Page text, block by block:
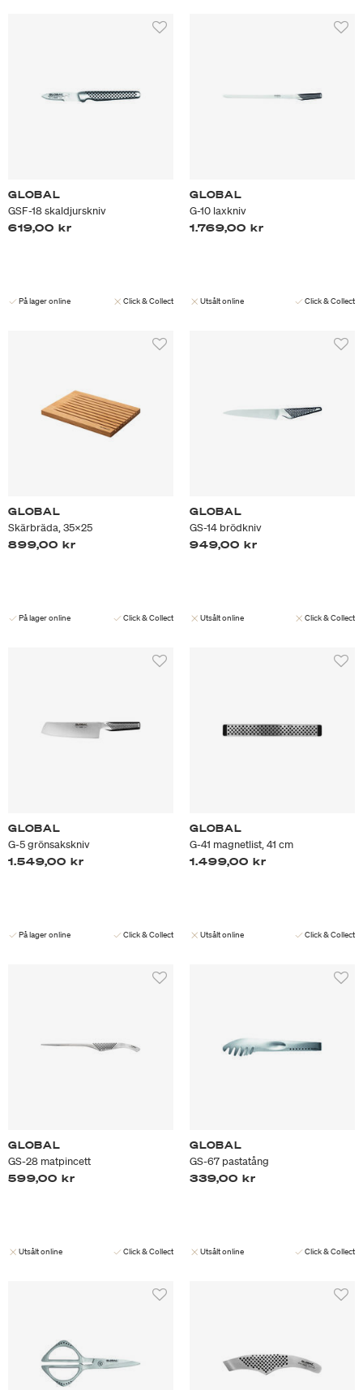
GLOBAL
GSF-18 skaldjurskniv
619,00 kr
På lager online Click & Collect
GLOBAL
G-10 laxkniv
1.769,00 kr
Utsålt online Click & Collect
GLOBAL
Skärbräda, 35x25
899,00 kr
På lager online Click & Collect
GLOBAL
GS-14 brödkniv
949,00 kr
Utsålt online Click & Collect
GLOBAL
G-5 grönsakskniv
1.549,00 kr
På lager online Click & Collect
GLOBAL
G-41 magnetlist, 41 cm
1.499,00 kr
Utsålt online Click & Collect
GLOBAL
GS-28 matpincett
599,00 kr
Utsålt online Click & Collect
GLOBAL
GS-67 pastatång
339,00 kr
Utsålt online Click & Collect